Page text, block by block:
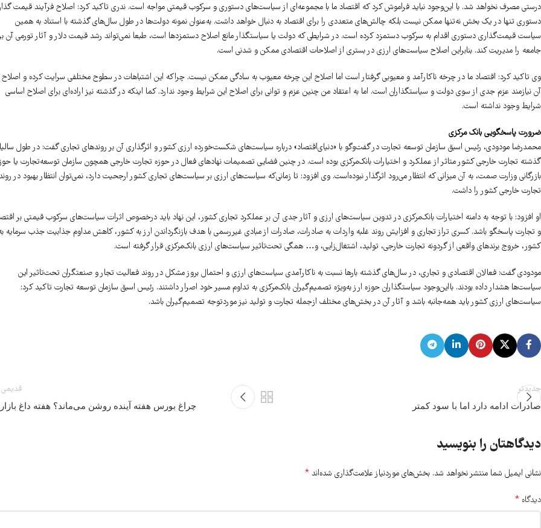
درستی مصرف نخواهد شد. با این‌وجود نباید فراموش کرد که اقتصاد ما با مجموعه‌ای از سیاست‌های دستوری و سرکوب قیمتی مواجه است. ندری تاکید کرد: اصلاح فرآیند قیمت
دستوری تنها در یک بخش نه‌تنها ممکن نیست بلکه چالش‌های متعددی را برای اقتصاد به دنبال خواهد داشت. به‌عنوان نمونه دولت‌ها در طول سال‌های گذشته با استناد به همین
سیاست قیمت‌گذاری دستوری اقدام به سرکوب دستمزد کرده‌ است. در شرایطی که دولت یا سیاستگذار مانع اصلاح دستمزدها است، طبعا نمی‌تواند رشد قیمت دلار و آثار تورمی آن
جامعه را مدیریت کند. بنابراین اصلاح سیاست‌های ارزی در بستری از اصلاحات اقتصادی ممکن و شدنی است.
وی تاکید کرد: اقتصاد ما در چرخه ناکارآمد و معیوبی گرفتار است اما اصلاح این چرخه معیوب به سادگی ممکن نیست. چراکه این اشتباهات در سطوح مختلفی سرایت کرده‌ و اصلاح
آن نیازمند عزم جدی از سوی دولت و سیاستگذاران است. اما به اعتقاد من چنین عزم و توانی برای اصلاح این شرایط وجود ندارد. کما اینکه در گذشته نیز اراده‌ای برای اصلاح اساسی
شرایط وجود نداشته است.
ضرورت پاسخگویی بانک مرکزی
محمدرضا مودودی، رئیس اسبق سازمان توسعه تجارت در گفت‌وگو با «دنیای‌اقتصاد» درباره سیاست‌های شکست‌خورده ارزی کشور و اثرگذاری آن بر روندهای تجاری گفت: در طول
گذشته تجارت خارجی کشور متاثر از عملکرد و اختیارات بانک‌مرکزی بوده است. در چنین فضایی تصمیمات نهادهای فعال در حوزه تجارت خارجی همچون سازمان توسعه‌تجارت یا
بازرگانی وزارت صمت، به آن میزانی که انتظار می‌رود اثرگذار نبوده‌است. وی افزود: تا زمانی‌که سیاست‌های ارزی بر سیاست‌های تجاری کشور ارجحیت دارد، نمی‌توان انتظار بهبود در
تجارت خارجی کشور را داشت.
او افزود: با توجه به دامنه اختیارات بانک‌مرکزی در تدوین سیاست‌های ارزی و آثار جدی آن بر عملکرد تجاری کشور، این نهاد باید درخصوص اثرات سیاست‌های سرکوب قیمتی بر
و تجارت پاسخگو باشد. کسری تراز تجاری و افزایش روند غلبه واردات به صادرات، صادرات از مبادی غیررسمی با هدف بازنگرداندن ارز به کشور، کاهش مداوم جذابیت جذب سرمایه
کشور، خروج برندهای واقعی از گردونه تجارت خارجی، تولید، اشتغال‌زایی، و…‌ همگی تحت‌تاثیر سیاست‌های ارزی بانک‌مرکزی قرار گرفته است.
مودودی گفت: فعالان اقتصادی و تجاری، در سال‌های گذشته بارها نسبت به ناکارآمدی سیاست‌های ارزی و احتمال بروز مشکل در روند فعالیت تجار و صنعتگران تحت‌تاثیر این
سیاست‌ها هشدار داده‌‌‌‌‌‌‌ بودند. بااین‌‌‌‌‌‌‌وجود سیاستگذاران حوزه ارز به‌ویژه تصمیم‌گیران بانک‌مرکزی به تداوم مسیر خود اصرار داشتند. رئیس اسبق سازمان توسعه تجارت تاکید کرد:
سیاست‌های ارزی کشور باید همه‌جانبه باشد و آثار آن در بخش‌های مختلف ازجمله تجارت و تولید نیز موردتوجه تصمیم‌گیران باشد.
جدیدتر
صادرات ادامه دارد اما با سود كمتر چراغ بورس هفته آینده روشن می‌ماند؟ هفته داغ
دیدگاهتان را بنویسید
نشانی ایمیل شما منتشر نخواهد شد. بخش‌های موردنیاز علامت‌گذاری شده‌اند *
دیدگاه *